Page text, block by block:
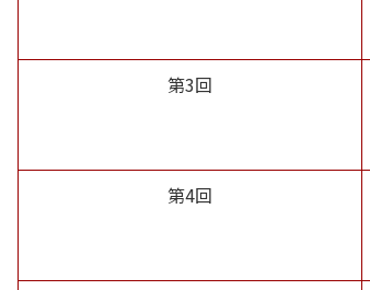
第3回
第4回